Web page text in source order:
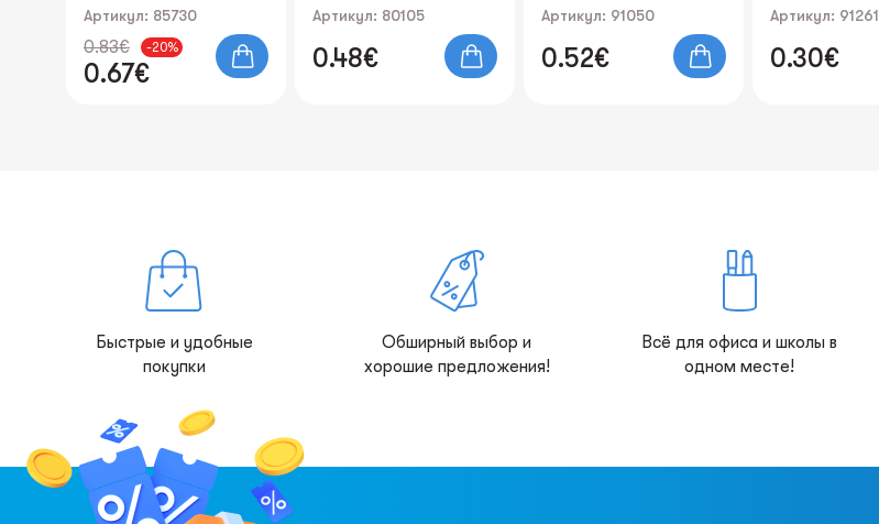
Артикул: 80105
0.48€
дисплее
Артикул: 91050
0.52€
Артикул: 91261
0.30€
Артикул: 91534
0.19€
Быстрые и удобные
покупки
Обширный выбор и
хорошие предложения!
Всё для офиса и школы в
одном месте!